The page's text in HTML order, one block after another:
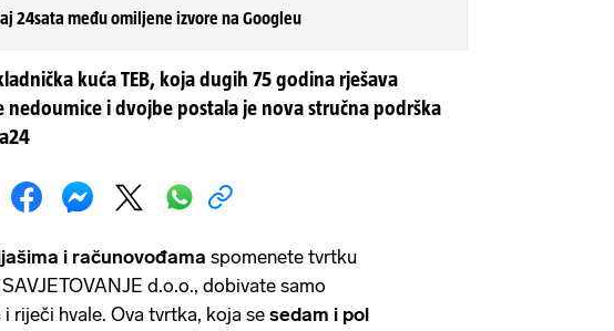
24sata među omiljene izvore na Googleu
kuća TEB, koja dugih 75 godina rješava
nedoumice i dvojbe postala je nova stručna podrška
i računovođama spomenete tvrtku
d.o.o., dobivate samo
riječi hvale. Ova tvrtka, koja sesedam i pol